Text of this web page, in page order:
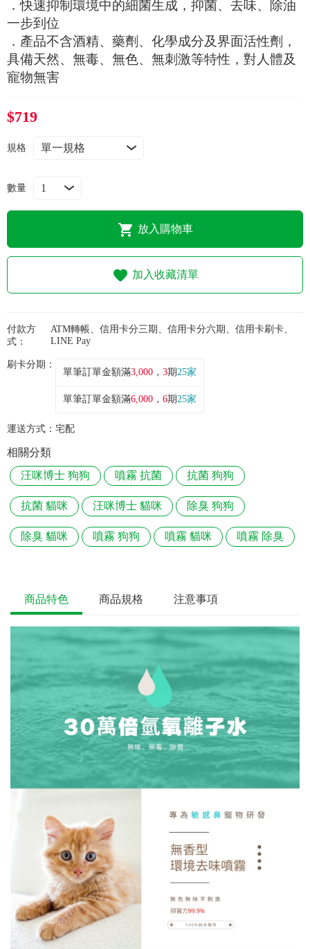
常見問題
折價券、紅利說明
．快速抑制環境中的細菌生成，抑菌、去味、除油
一步到位
．產品不含酒精、藥劑、化學成分及界面活性劑，
具備天然、無毒、無色、無刺激等特性，對人體及
寵物無害
$719
規格
數量
放入購物車
加入收藏清單
付款方
式：
ATM轉帳、信用卡分三期、信用卡分六期、信用卡刷卡、
LINE Pay
刷卡分期：
單筆訂單金額滿3,000 ， 3期25家
單筆訂單金額滿6,000 ， 6期25家
運送方式： 宅配
相關分類
汪咪博士 狗狗
噴霧 抗菌 抗菌 狗狗
抗菌 貓咪 汪咪博士 貓咪 除臭 狗狗
除臭 貓咪 噴霧 狗狗 噴霧 貓咪 噴霧 除臭
商品特色 商品規格 注意事項